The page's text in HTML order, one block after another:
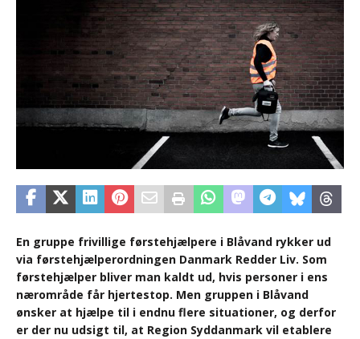
En gruppe frivillige førstehjælpere i Blåvand rykker ud
via førstehjælperordningen Danmark Redder Liv. Som
førstehjælper bliver man kaldt ud, hvis personer i ens
nærområde får hjertestop. Men gruppen i Blåvand
ønsker at hjælpe til i endnu flere situationer, og derfor
er der nu udsigt til, at Region Syddanmark vil etablere